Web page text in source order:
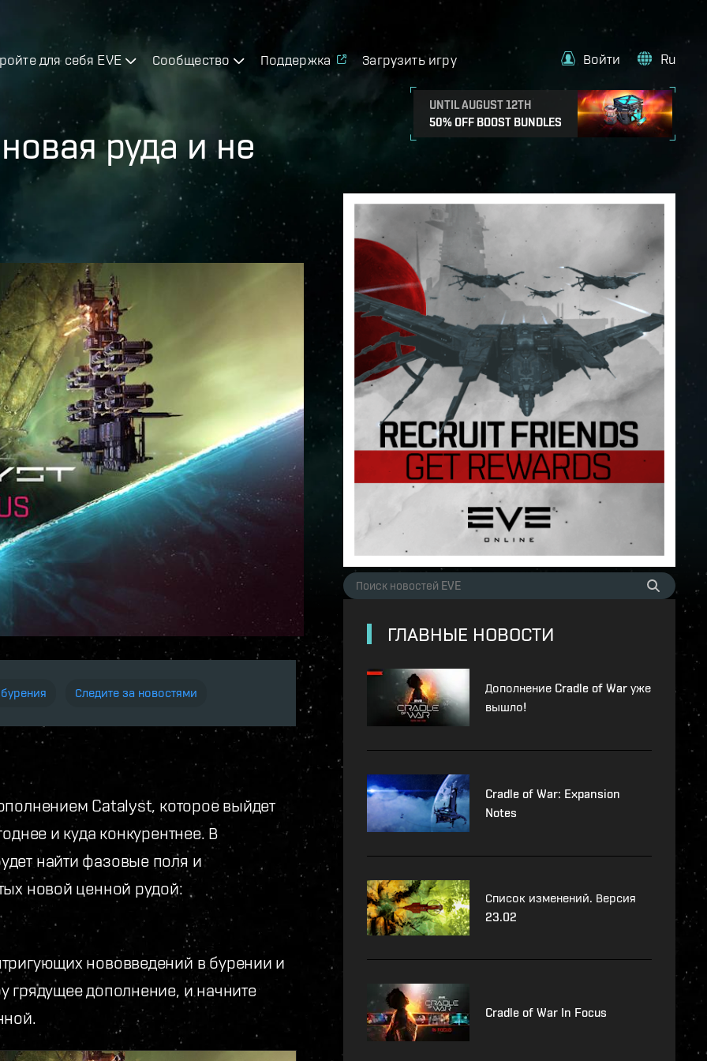
для себя EVE Сообщество Поддержка Загрузить игру
UNTIL AUGUST 12TH
50% OFF BOOST BUNDLES
Войти Ru
руда и не
Следите за новостями
Catalyst, которое выйдет
и куда конкурентнее. В
найти фазовые поля и
новой ценной рудой:
нововведений в бурении и
грядущее дополнение, и начните
ГЛАВНЫЕ НОВОСТИ
Дополнение Cradle of War уже
вышло!
Cradle of War: Expansion
Notes
Список изменений. Версия
23.02
Cradle of War In Focus